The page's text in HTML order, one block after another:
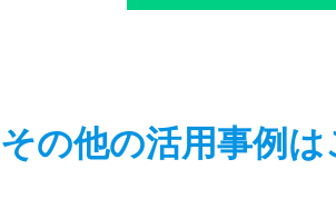
その他の活用事例は